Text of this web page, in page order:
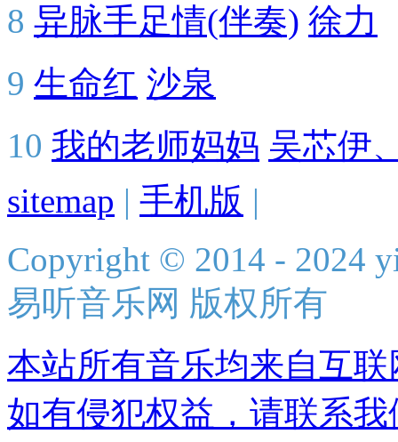
8 异脉手足情(伴奏) 徐力
9 生命红 沙泉
10 我的老师妈妈 吴芯伊
sitemap | 手机版 |
Copyright © 2014 - 2024
易听音乐网 版权所有
本站所有音乐均来自互
如有侵犯权益，请联系